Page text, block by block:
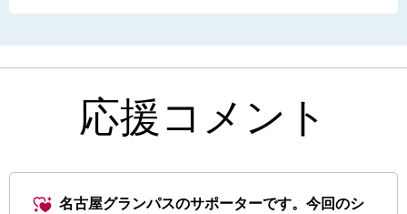
応援コメント
名古屋グランパスのサポーターです。今回のシ